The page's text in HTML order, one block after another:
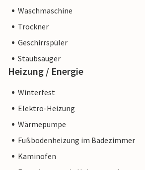
Waschmaschine
Trockner
Geschirrspüler
Staubsauger
Heizung / Energie
Winterfest
Elektro-Heizung
Wärmepumpe
Fußbodenheizung im Badezimmer
Kaminofen